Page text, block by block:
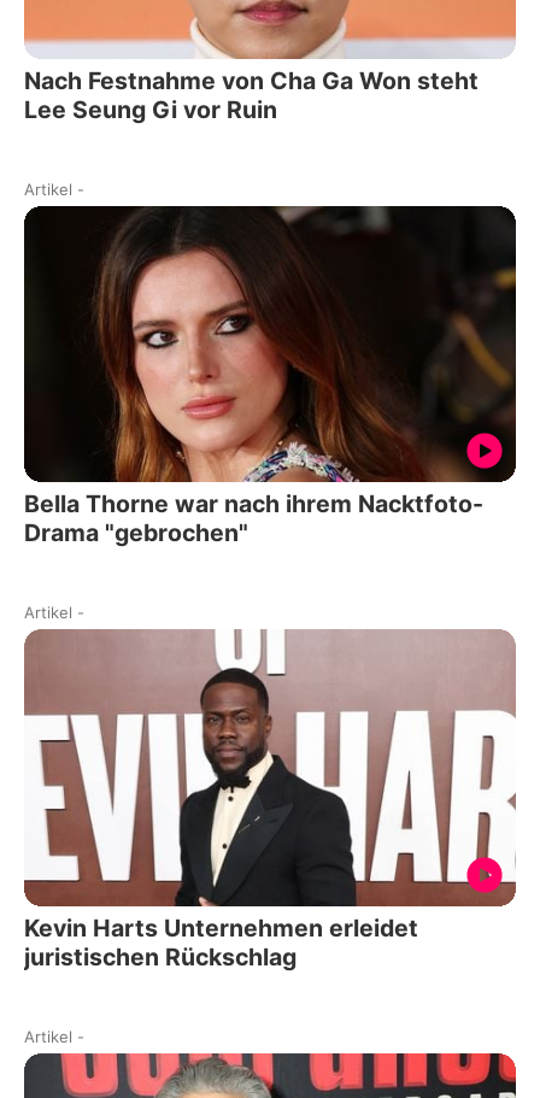
Nach Festnahme von Cha Ga Won steht
Lee Seung Gi vor Ruin
Artikel -
Bella Thorne war nach ihrem Nacktfoto-
Drama "gebrochen"
Artikel -
Kevin Harts Unternehmen erleidet
juristischen Rückschlag
Artikel -